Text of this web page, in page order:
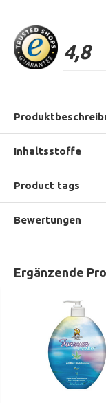
4,8
Inhaltsstoffe
Product tags
Bewertungen
Ergänzende